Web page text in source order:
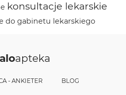
konsultacje lekarskie
do gabinetu lekarskiego
apteka
- ANKIETER BLOG